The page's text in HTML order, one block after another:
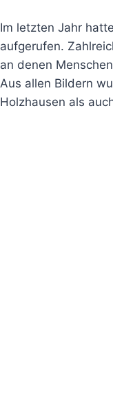
Im letzten Jahr
aufgerufen.
an denen
Aus allen Bildern
Holzhausen als